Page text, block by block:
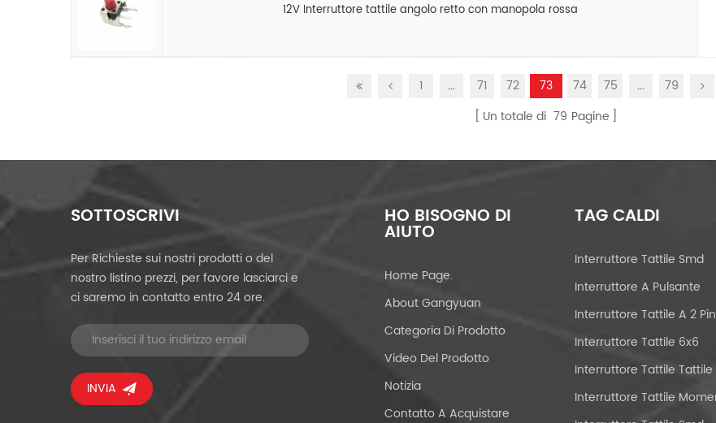
12V Interruttore tattile angolo retto con manopola rossa
1 ... 71 72 73 74 75 ...
79
Un totale di 79 Pagine
SOTTOSCRIVI
Per Richieste sui nostri prodotti o del
nostro listino prezzi, per favore lasciarci e
ci saremo in contatto entro 24 ore.
HO BISOGNO DI
AIUTO
Home Page.
About Gangyuan
Categoria Di Prodotto
Video Del Prodotto
Notizia
Contatto A Acquistare
TAG CALDI
Interruttore Tattile Smd
Interruttore A Pulsante
Interruttore Tattile A 2 Pin
Interruttore Tattile 6x6
Interruttore Tattile Tattile